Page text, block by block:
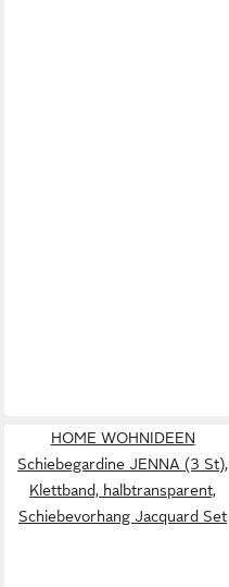
HOME WOHNIDEEN
Schiebegardine JENNA (3 St),
Klettband, halbtransparent,
Schiebevorhang Jacquard Set